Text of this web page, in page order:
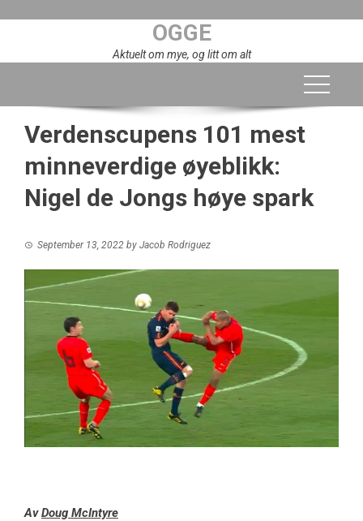
OGGE
Aktuelt om mye, og litt om alt
Verdenscupens 101 mest
minneverdige øyeblikk:
Nigel de Jongs høye spark
September 13, 2022 by Jacob Rodriguez
AvDoug McIntyre